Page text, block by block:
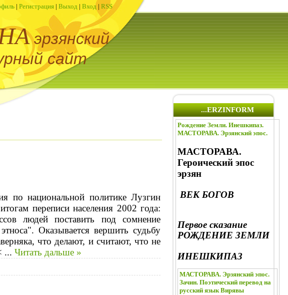
| Регистрация | Выход | Вход | RSS
эрзянский
сайт
по национальной политике Лузгин
переписи населения 2002 года:
людей поставить под сомнение
Оказывается вершить судьбу
что делают, и считают, что не
... Читать дальше »
...ERZINFORM
Рождение Земли. Инешкипаз.
МАСТОРАВА. Эрзянский эпос.
МАСТОРАВА.
Героический эпос
эрзян
ВЕК БОГОВ
Первое сказание
РОЖДЕНИЕ ЗЕМЛИ
ИНЕШКИПАЗ
МАСТОРАВА. Эрзянский эпос.
Зачин. Поэтический перевод на
русский язык Вирявы